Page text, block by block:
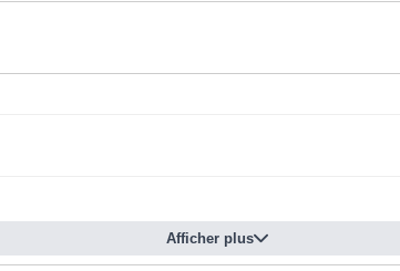
Afficher plus